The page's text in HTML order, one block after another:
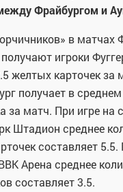
Фрайбургом и
в матчах
игроки
желтых карточек за
получает в
за матч. При игре на
Штадион среднее
составляет 5.5.
Арена среднее
составляет 3.5.